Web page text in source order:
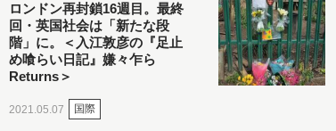
ロンドン再封鎖16週目。最終
回・英国社会は「新たな段
階」に。＜入江敦彦の『足止
め喰らい日記』嫌々乍ら
Returns＞
2021.05.07 国際